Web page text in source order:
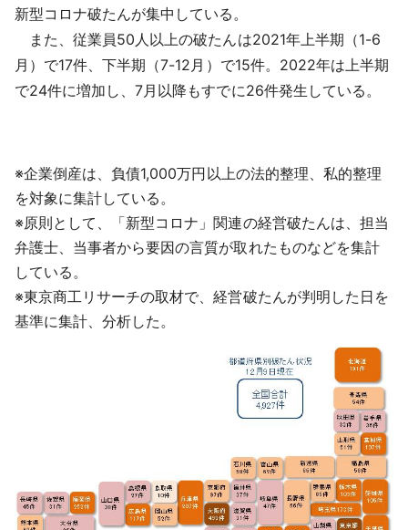
新型コロナ破たんが集中している。
また、従業員50人以上の破たんは2021年上半期（1-6
月）で17件、下半期（7-12月）で15件。2022年は上半期
で24件に増加し、7月以降もすでに26件発生している。
※企業倒産は、負債1,000万円以上の法的整理、私的整理
を対象に集計している。
※原則として、「新型コロナ」関連の経営破たんは、担当
弁護士、当事者から要因の言質が取れたものなどを集計
している。
※東京商工リサーチの取材で、経営破たんが判明した日を
基準に集計、分析した。